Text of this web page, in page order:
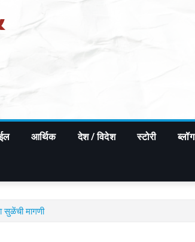
आर्थिक देश / विदेश स्टोरी ब्लॉग
सुळेंची मागणी